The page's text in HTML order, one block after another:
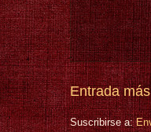
Entrada
Suscribirse a: